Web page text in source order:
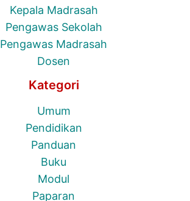
Kepala Madrasah
Pengawas Sekolah
Pengawas Madrasah
Dosen
Kategori
Umum
Pendidikan
Panduan
Buku
Modul
Paparan